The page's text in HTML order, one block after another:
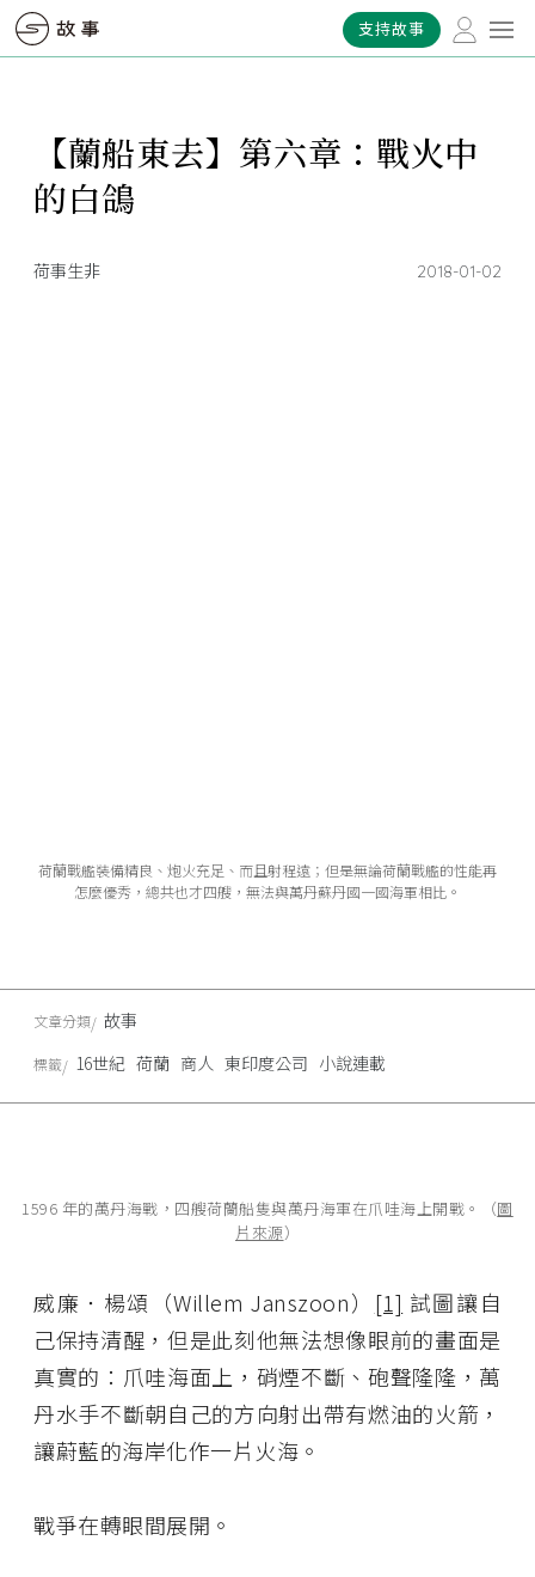
支持故事
【蘭船東去】第六章：戰火中
的白鴿
荷事生非 2018-01-02
荷蘭戰艦裝備精良、炮火充足、而且射程遠；但是無論荷蘭戰艦的性能再
怎麼優秀，總共也才四艘，無法與萬丹蘇丹國一國海軍相比。
1596 年的萬丹海戰，四艘荷蘭船隻與萬丹海軍在爪哇海上開戰。（圖
片來源）
威廉．楊頌（Willem Janszoon） [1] 試圖讓自
己保持清醒，但是此刻他無法想像眼前的畫面是
真實的：爪哇海面上，硝煙不斷、砲聲隆隆，萬
丹水手不斷朝自己的方向射出帶有燃油的火箭，
讓蔚藍的海岸化作一片火海。
戰爭在轉眼間展開。
文章分類 故事
標籤 16世紀 荷蘭 商人 東印度公司 小說連載